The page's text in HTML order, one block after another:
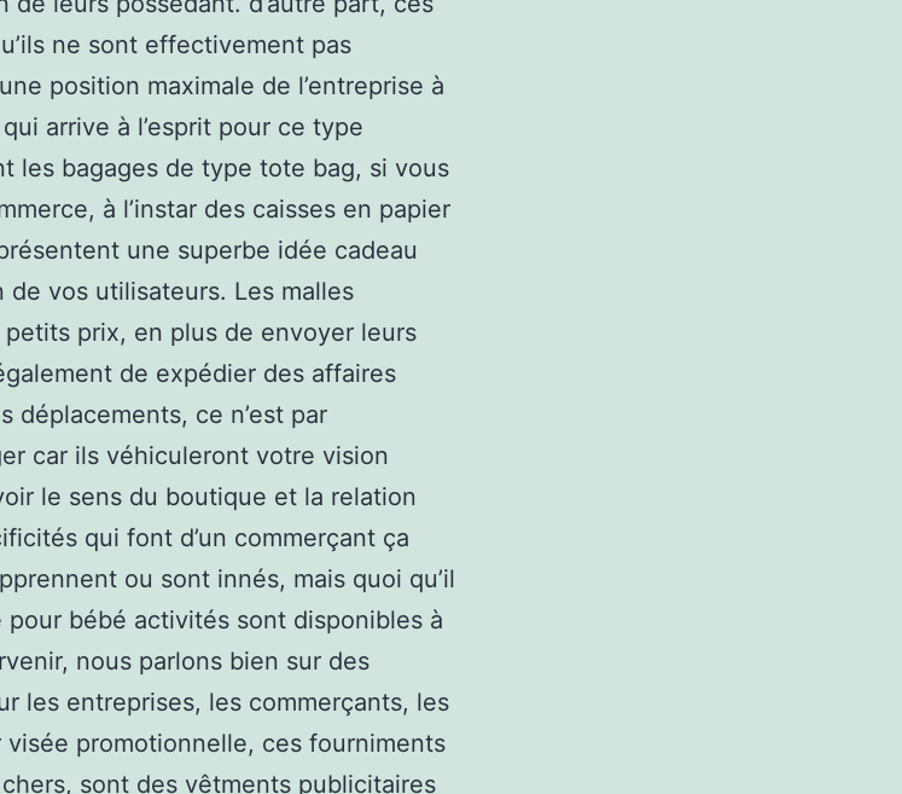
ne sont effectivement pas
position maximale de l’entreprise à
arrive à l’esprit pour ce type
les bagages de type tote bag, si vous
à l’instar des caisses en papier
une superbe idée cadeau
vos utilisateurs. Les malles
prix, en plus de envoyer leurs
de expédier des affaires
déplacements, ce n’est par
car ils véhiculeront votre vision
le sens du boutique et la relation
qui font d’un commerçant ça
ou sont innés, mais quoi qu’il
bébé activités sont disponibles à
nous parlons bien sur des
les entreprises, les commerçants, les
promotionnelle, ces fourniments
sont des vêtments publicitaires